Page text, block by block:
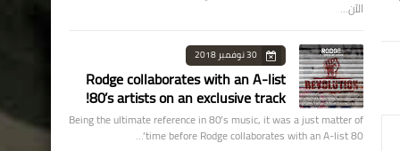
الآن…
30 نوفمبر 2018
Rodge collaborates with an A-list
80’s artists on an exclusive track!
Being the ultimate reference in 80’s music, it was a just matter of
time before Rodge collaborates with an A-list 80’…